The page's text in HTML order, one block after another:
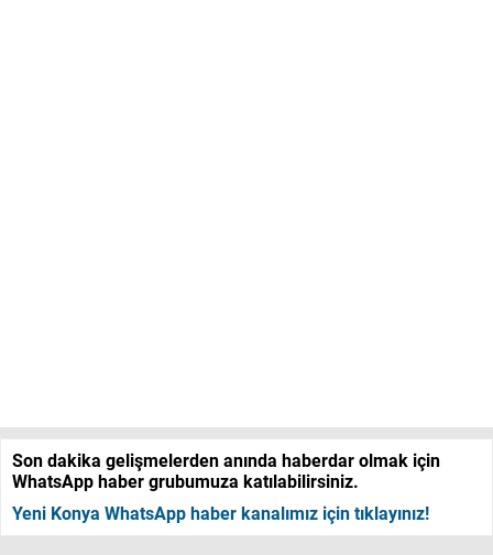
Son dakika gelişmelerden anında haberdar olmak için
WhatsApp haber grubumuza katılabilirsiniz.
Yeni Konya WhatsApp haber kanalımız için tıklayınız!